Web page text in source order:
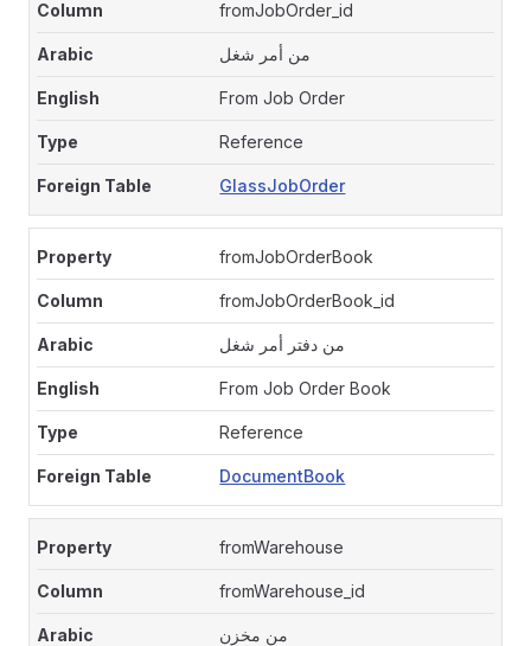
fromJobOrder_id
من أمر شغل
From Job Order
Reference
GlassJobOrder
fromJobOrderBook
fromJobOrderBook_id
من دفتر أمر شغل
From Job Order Book
Reference
DocumentBook
fromWarehouse
fromWarehouse_id
من مخزن